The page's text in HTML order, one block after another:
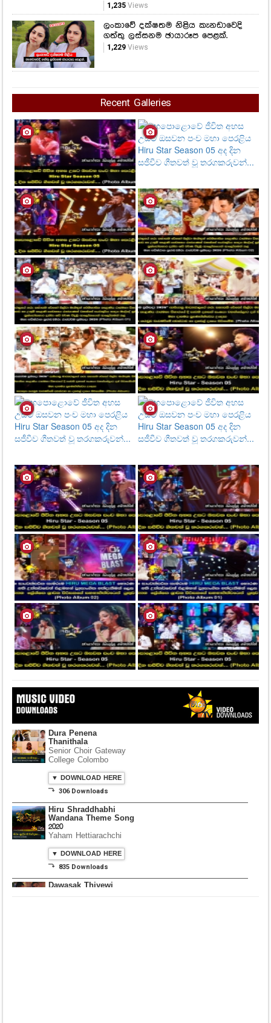
1,235Views
ලංකාවේ දක්ෂතම නිළිය කැනඩාවෙදි
ගත්තු ලස්සනම ඡායාරූප පෙළක්.
1,229Views
Recent Galleries
Dura Penena
Thanithala
Senior Choir Gateway
College Colombo
▼ DOWNLOAD HERE
⤵ 306 Downloads
Hiru Shraddhabhi
Wandana Theme Song
2020
Yaham Hettiarachchi
▼ DOWNLOAD HERE
⤵ 835 Downloads
Dawasak Thiyewi